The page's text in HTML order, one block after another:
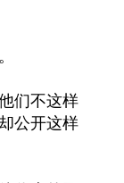
们不这样
公开这样